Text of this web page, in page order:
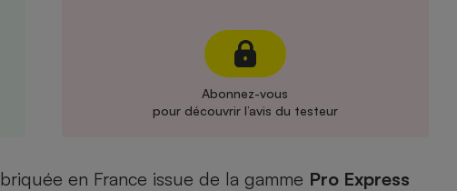
Abonnez-vous
pour découvrir l’avis du testeur
en France issue de la gamme Pro Express
Lessive